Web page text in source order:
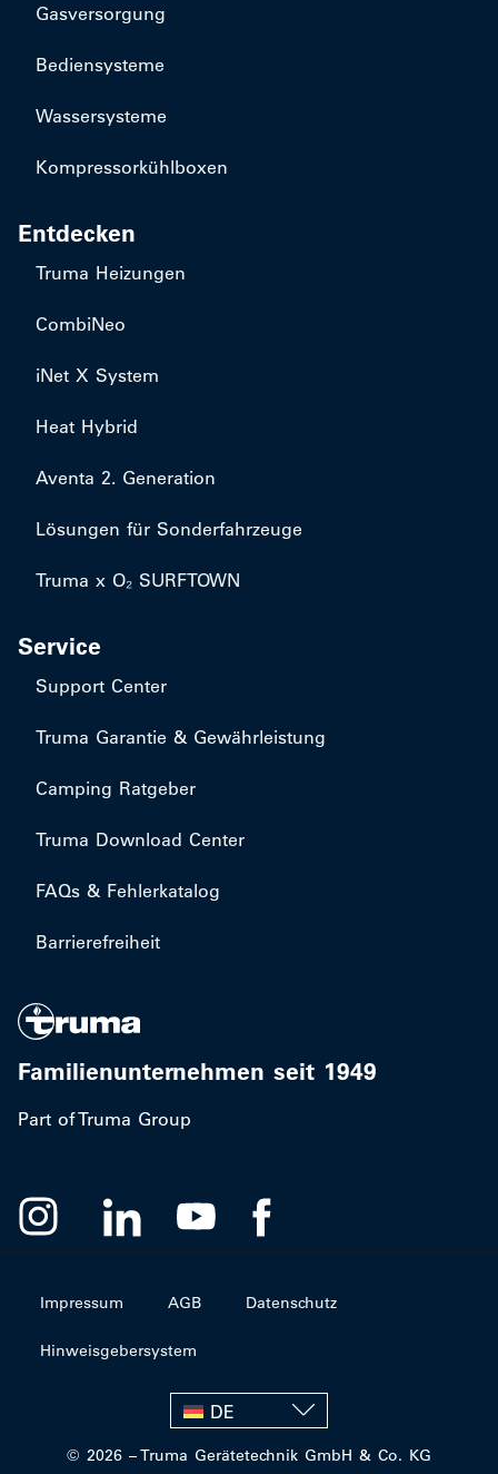
Gasversorgung
Bediensysteme
Wassersysteme
Kompressorkühlboxen
Entdecken
Truma Heizungen
CombiNeo
iNet X System
Heat Hybrid
Aventa 2. Generation
Lösungen für Sonderfahrzeuge
Truma x O₂ SURFTOWN
Service
Support Center
Truma Garantie & Gewährleistung
Camping Ratgeber
Truma Download Center
FAQs & Fehlerkatalog
Barrierefreiheit
Familienunternehmen seit 1949
Part of Truma Group
© 2026 – Truma Gerätetechnik GmbH & Co. KG
Impressum AGB Datenschutz
Hinweisgebersystem
DE